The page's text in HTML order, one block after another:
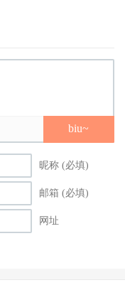
biu~
昵称 (必填)
邮箱 (必填)
网址